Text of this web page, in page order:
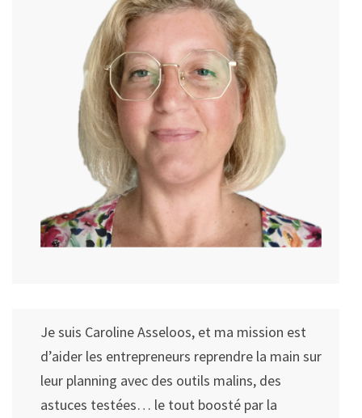
Je suis Caroline Asseloos, et ma mission est
d’aider les entrepreneurs reprendre la main sur
leur planning avec des outils malins, des
astuces testées… le tout boosté par la